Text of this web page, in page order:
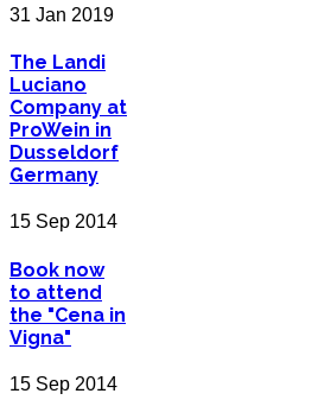
31 Jan 2019
The Landi
Luciano
Company at
ProWein in
Dusseldorf
Germany
15 Sep 2014
Book now
to attend
the "Cena in
Vigna"
15 Sep 2014